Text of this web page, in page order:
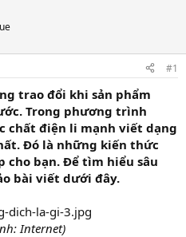
#1
trao đổi khi sản phẩm
Trong phương trình
chất điện li mạnh viết dạng
Đó là những kiến thức
cho bạn. Để tìm hiểu sâu
bài viết dưới đây.
Internet)